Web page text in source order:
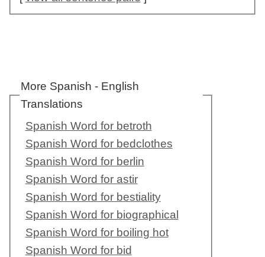
More Spanish - English
Translations
Spanish Word for betroth
Spanish Word for bedclothes
Spanish Word for berlin
Spanish Word for astir
Spanish Word for bestiality
Spanish Word for biographical
Spanish Word for boiling hot
Spanish Word for bid